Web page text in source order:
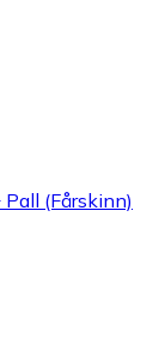
(Fårskinn)